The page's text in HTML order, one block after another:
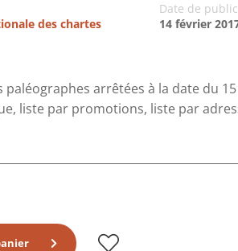
des chartes
Date de
14 février
arrêtées à la date du
liste par promotions, liste par